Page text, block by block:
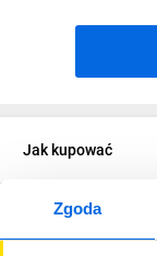
Zgoda
Jak kupować
O firmie